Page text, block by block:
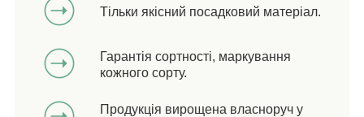
Тільки якісний посадковий матеріал.
Гарантія сортності, маркування
кожного сорту.
Продукція вирощена власноруч у